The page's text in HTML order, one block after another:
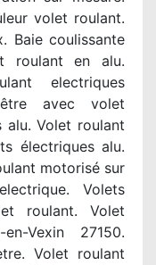
volet roulant.
Baie coulissante
roulant en alu.
electriques
avec volet
alu. Volet roulant
électriques alu.
motorisé sur
Volets
roulant. Volet
Vexin 27150.
Volet roulant